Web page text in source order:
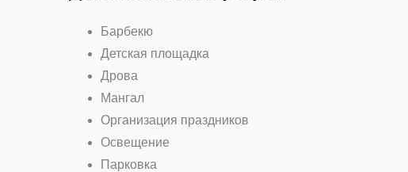
Барбекю
Детская площадка
Дрова
Мангал
Организация праздников
Освещение
Парковка